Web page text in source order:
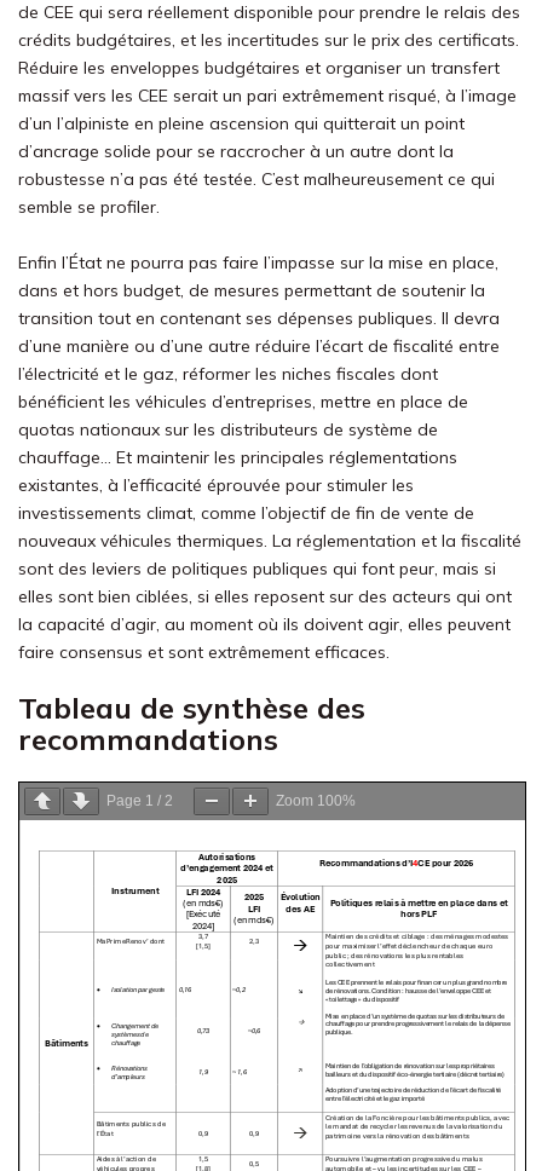
de CEE qui sera réellement disponible pour prendre le relais des
crédits budgétaires, et les incertitudes sur le prix des certificats.
Réduire les enveloppes budgétaires et organiser un transfert
massif vers les CEE serait un pari extrêmement risqué, à l’image
d’un l’alpiniste en pleine ascension qui quitterait un point
d’ancrage solide pour se raccrocher à un autre dont la
robustesse n’a pas été testée. C’est malheureusement ce qui
semble se profiler.
Enfin l’État ne pourra pas faire l’impasse sur la mise en place,
dans et hors budget, de mesures permettant de soutenir la
transition tout en contenant ses dépenses publiques. Il devra
d’une manière ou d’une autre réduire l’écart de fiscalité entre
l’électricité et le gaz, réformer les niches fiscales dont
bénéficient les véhicules d’entreprises, mettre en place de
quotas nationaux sur les distributeurs de système de
chauffage… Et maintenir les principales réglementations
existantes, à l’efficacité éprouvée pour stimuler les
investissements climat, comme l’objectif de fin de vente de
nouveaux véhicules thermiques. La réglementation et la fiscalité
sont des leviers de politiques publiques qui font peur, mais si
elles sont bien ciblées, si elles reposent sur des acteurs qui ont
la capacité d’agir, au moment où ils doivent agir, elles peuvent
faire consensus et sont extrêmement efficaces.
Tableau de synthèse des
recommandations
Page 1 / 2 Zoom 100%